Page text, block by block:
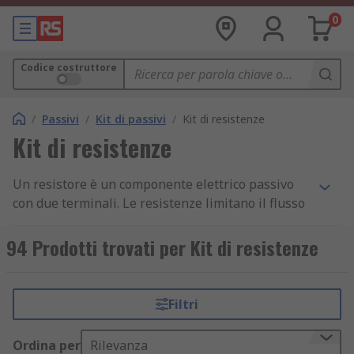
0
Codice costruttore
/ Passivi / Kit di passivi / Kit di resistenze
Kit di resistenze
Un resistore è un componente elettrico passivo
con due terminali. Le resistenze limitano il flusso
I kit di resistenze sono ideali per i progettisti
resistenze assortite. I kit sono versatili per
adattarsi a un'ampia varietà di configurazioni di
applicazioni elettroniche e alla prototipazione di
94 Prodotti trovati per Kit di resistenze
Filtri
Ordina per Rilevanza